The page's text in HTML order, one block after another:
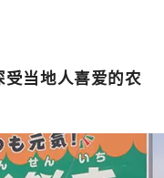
当地人喜爱的农